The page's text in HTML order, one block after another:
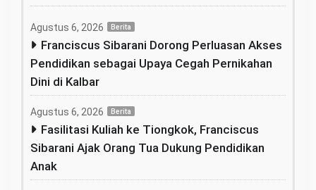
Agustus 6, 2026 Berita
Franciscus Sibarani Dorong Perluasan Akses
Pendidikan sebagai Upaya Cegah Pernikahan
Dini di Kalbar
Agustus 6, 2026 Berita
Fasilitasi Kuliah ke Tiongkok, Franciscus
Sibarani Ajak Orang Tua Dukung Pendidikan
Anak